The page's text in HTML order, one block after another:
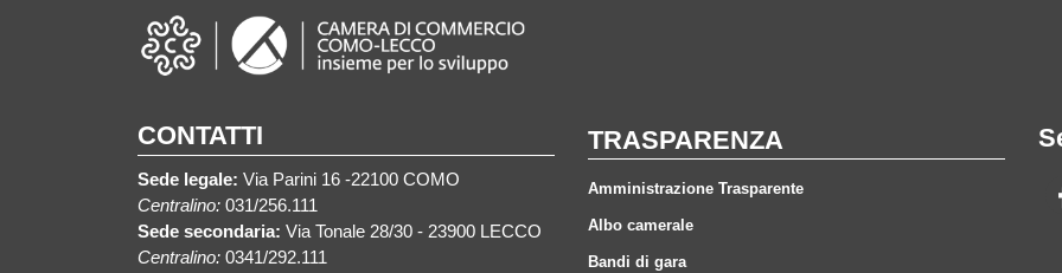
CONTATTI
Sede legale: Via Parini 16 -22100 COMO
Centralino: 031/256.111
Sede secondaria: Via Tonale 28/30 - 23900 LECCO
Centralino: 0341/292.111
TRASPARENZA
Amministrazione Trasparente
Albo camerale
Bandi di gara